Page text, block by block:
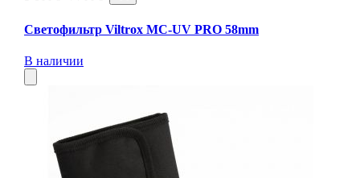
Светофильтр Viltrox MC-UV PRO 58mm
В наличии